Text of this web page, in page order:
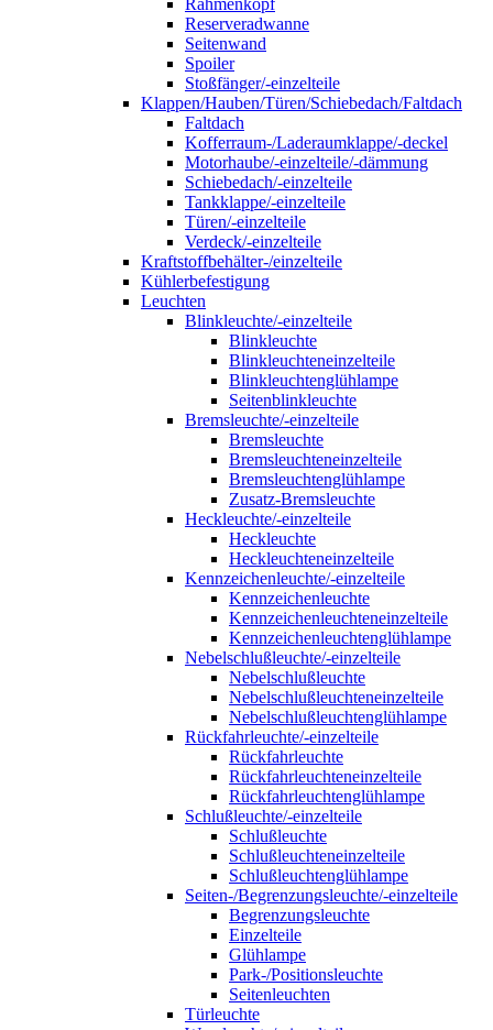
Rahmenkopf
Reserveradwanne
Seitenwand
Spoiler
Stoßfänger/-einzelteile
Klappen/Hauben/Türen/Schiebedach/Faltdach
Faltdach
Kofferraum-/Laderaumklappe/-deckel
Motorhaube/-einzelteile/-dämmung
Schiebedach/-einzelteile
Tankklappe/-einzelteile
Türen/-einzelteile
Verdeck/-einzelteile
Kraftstoffbehälter-/einzelteile
Kühlerbefestigung
Leuchten
Blinkleuchte/-einzelteile
Blinkleuchte
Blinkleuchteneinzelteile
Blinkleuchtenglühlampe
Seitenblinkleuchte
Bremsleuchte/-einzelteile
Bremsleuchte
Bremsleuchteneinzelteile
Bremsleuchtenglühlampe
Zusatz-Bremsleuchte
Heckleuchte/-einzelteile
Heckleuchte
Heckleuchteneinzelteile
Kennzeichenleuchte/-einzelteile
Kennzeichenleuchte
Kennzeichenleuchteneinzelteile
Kennzeichenleuchtenglühlampe
Nebelschlußleuchte/-einzelteile
Nebelschlußleuchte
Nebelschlußleuchteneinzelteile
Nebelschlußleuchtenglühlampe
Rückfahrleuchte/-einzelteile
Rückfahrleuchte
Rückfahrleuchteneinzelteile
Rückfahrleuchtenglühlampe
Schlußleuchte/-einzelteile
Schlußleuchte
Schlußleuchteneinzelteile
Schlußleuchtenglühlampe
Seiten-/Begrenzungsleuchte/-einzelteile
Begrenzungsleuchte
Einzelteile
Glühlampe
Park-/Positionsleuchte
Seitenleuchten
Türleuchte